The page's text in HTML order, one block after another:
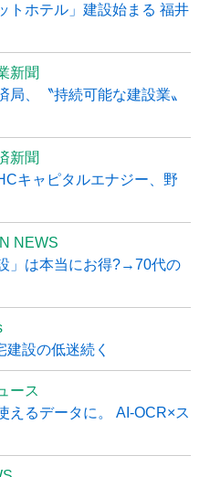
トホテル」建設始まる 福井
新聞
局、〝持続可能な建設業〟
新聞
キャピタルエナジー、野
NEWS
」は本当にお得?→70代の
設の低迷続く
ース
えるデータに。 AI-OCR×ス